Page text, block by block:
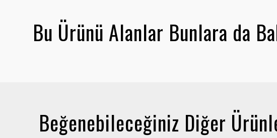
Bu Ürünü Alanlar Bunlara da
Beğenebileceğiniz Diğer